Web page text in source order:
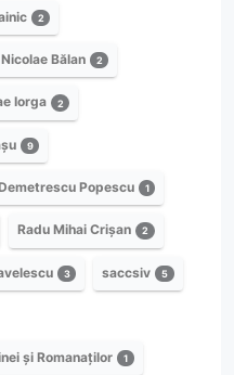
2
Bălan 2
Iorga 2
9
Popescu 1
Radu Mihai Crișan 2
3 saccsiv 5
și Romanaților 1